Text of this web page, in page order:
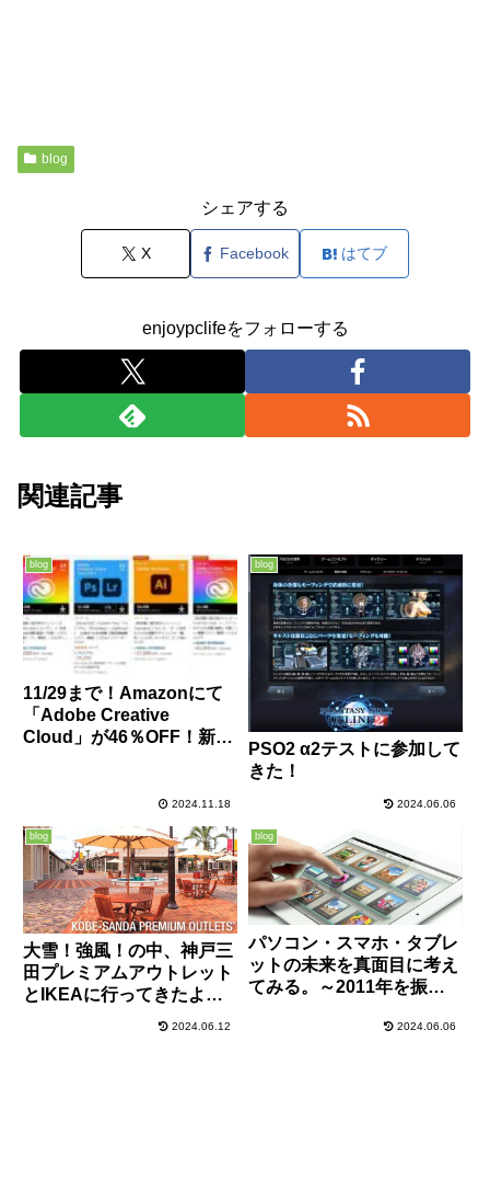
blog
シェアする
X Facebook はてブ
enjoypclifeをフォローする
関連記事
blog
11/29まで！Amazonにて
「Adobe Creative
Cloud」が46％OFF！新規
2024.11.18
blog
PSO2 α2テストに参加して
きた！
2024.06.06
blog
大雪！強風！の中、神戸三
田プレミアムアウトレット
とIKEAに行ってきたよ。
2024.06.12
blog
パソコン・スマホ・タブレ
ットの未来を真面目に考え
てみる。～2011年を振り
2024.06.06